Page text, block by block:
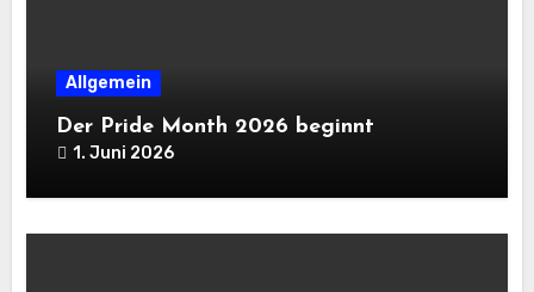
Allgemein
Der Pride Month 2026 beginnt
1. Juni 2026